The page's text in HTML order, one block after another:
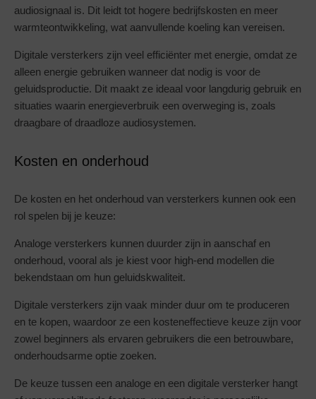
audiosignaal is. Dit leidt tot hogere bedrijfskosten en meer
warmteontwikkeling, wat aanvullende koeling kan vereisen.
Digitale versterkers zijn veel efficiënter met energie, omdat ze
alleen energie gebruiken wanneer dat nodig is voor de
geluidsproductie. Dit maakt ze ideaal voor langdurig gebruik en
situaties waarin energieverbruik een overweging is, zoals
draagbare of draadloze audiosystemen.
Kosten en onderhoud
De kosten en het onderhoud van versterkers kunnen ook een
rol spelen bij je keuze:
Analoge versterkers kunnen duurder zijn in aanschaf en
onderhoud, vooral als je kiest voor high-end modellen die
bekendstaan om hun geluidskwaliteit.
Digitale versterkers zijn vaak minder duur om te produceren
en te kopen, waardoor ze een kosteneffectieve keuze zijn voor
zowel beginners als ervaren gebruikers die een betrouwbare,
onderhoudsarme optie zoeken.
De keuze tussen een analoge en een digitale versterker hangt